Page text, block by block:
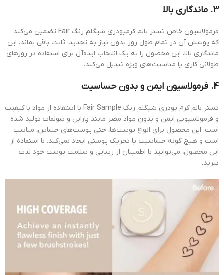
3. ماندگاری بالا
فرمولاسیون خاص تستر بالم کرمپودری شیگلم رنگ Fair تضمین می‌کند
که پوشش آن در تمام طول روز بدون نیاز به تجدید، ثابت باقی بماند. این
ماندگاری بالا، این محصول را به یک انتخاب ایده‌آل برای استفاده در روزهای
طولانی کاری یا مناسبت‌های ویژه تبدیل می‌کند.
4. فرمولاسیون ایمن و بدون حساسیت
تستر بالم کرم پودری شیگلم رنگ Fair Sample با استفاده از مواد با کیفیت
و فرمولاسیونی ایمن و بدون مواد مضر مانند پارابن و سولفات تولید شده
است. این محصول برای انواع پوست‌ها، حتی پوست‌های حساس، مناسب
است و هیچ گونه حساسیت یا تحریک پوستی ایجاد نمی‌کند. با استفاده از
این محصول، می‌توانید با اطمینان از زیبایی و سلامت پوست خود لذت
ببرید.